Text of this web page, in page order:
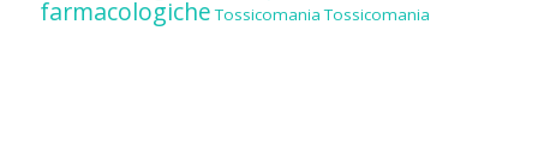
farmacologiche Tossicomania Tossicomania